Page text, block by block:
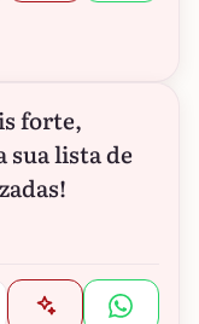
forte,
sua lista de